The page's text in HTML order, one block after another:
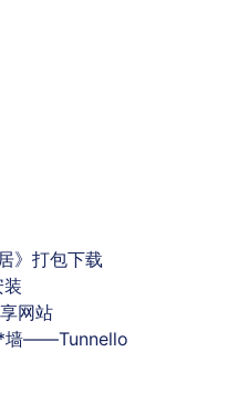
》打包下载
网站
*墙——Tunnello